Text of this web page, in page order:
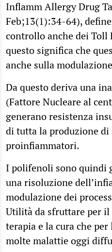
Inflamm Allergy Drug
Feb;13(1):34-64),
controllo anche dei Toll
questo significa che
anche sulla
Da questo deriva una
(Fattore Nucleare al
generano resistenza
di tutta la produzione
proinfiammatori.
I polifenoli sono quindi
una risoluzione
modulazione dei
Utilità da sfruttare per
terapia e la cura che
molte malattie oggi